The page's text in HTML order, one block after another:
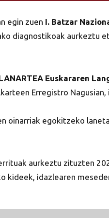
egin zuen I. Batzar
diagnostikoak aurkeztu
Euskararen
Erregistro
oinarriak egokitzeko
aurkeztu zituzten
kideek, idazlearen